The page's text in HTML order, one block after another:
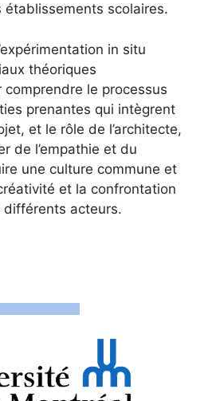
scolaires.
in situ
théoriques
le processus
prenantes qui intègrent
et le rôle de l’architecte,
de l’empathie et du
une culture commune et
et la confrontation
acteurs.